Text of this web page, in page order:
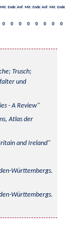
Mit. Ende Anf. Mit. Ende Anf. Mit. Ende
0 0 0 0 0 0 0 0
Trusch;
und
- A Review
Atlas der
and Ireland
Württembergs.
Württembergs.